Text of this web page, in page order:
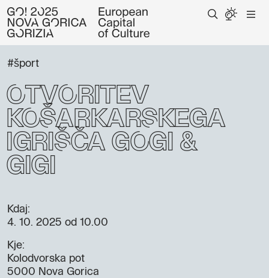
#šport
Otvoritev
košarkarskega
igrišča GOGI &
GIGI
Kdaj:
4. 10. 2025 od 10.00
Kje:
Kolodvorska pot
5000 Nova Gorica